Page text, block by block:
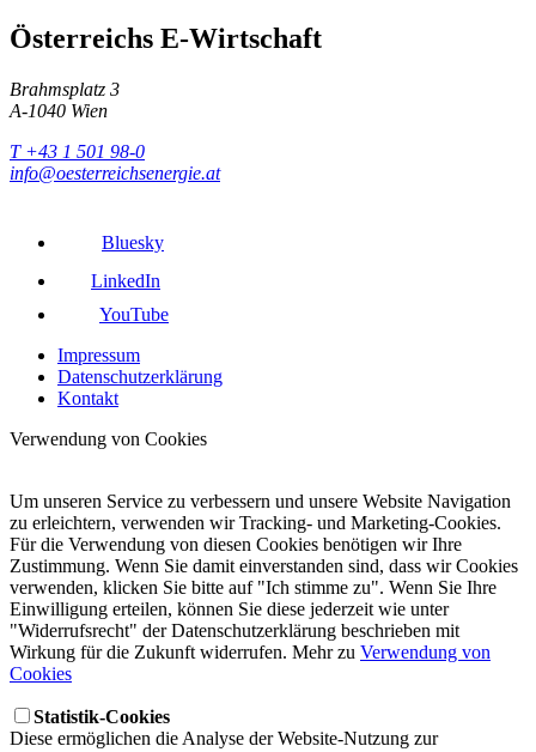
Österreichs E-Wirtschaft
Brahmsplatz 3
A-1040 Wien
T +43 1 501 98-0
info@oesterreichsenergie.at
Bluesky
LinkedIn
YouTube
Impressum
Datenschutzerklärung
Kontakt
Verwendung von Cookies
Um unseren Service zu verbessern und unsere Website Navigation
zu erleichtern, verwenden wir Tracking- und Marketing-Cookies.
Für die Verwendung von diesen Cookies benötigen wir Ihre
Zustimmung. Wenn Sie damit einverstanden sind, dass wir Cookies
verwenden, klicken Sie bitte auf "Ich stimme zu". Wenn Sie Ihre
Einwilligung erteilen, können Sie diese jederzeit wie unter
"Widerrufsrecht" der Datenschutzerklärung beschrieben mit
Wirkung für die Zukunft widerrufen. Mehr zu Verwendung von
Cookies
Statistik-Cookies
Diese ermöglichen die Analyse der Website-Nutzung zur